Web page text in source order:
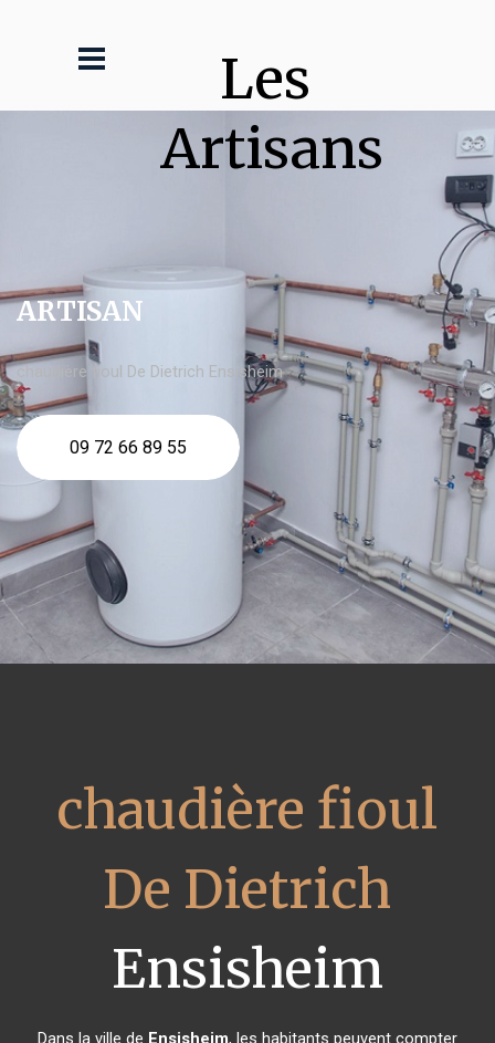
Les
Artisans
ARTISAN
chaudière fioul De Dietrich Ensisheim
09 72 66 89 55
chaudière fioul
De Dietrich
Ensisheim
Dans la ville de Ensisheim, les habitants peuvent compter